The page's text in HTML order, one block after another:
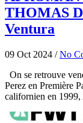
THOMAS
Ventura
09 Oct 2024 / No
On se retrouve
Perez en Première
californien en